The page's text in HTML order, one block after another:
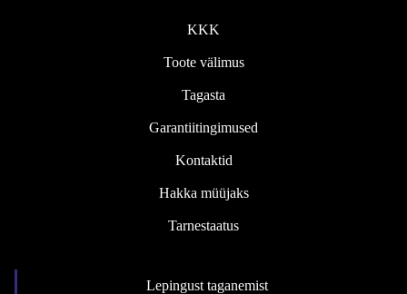
KKK
Toote välimus
Tagasta
Garantiitingimused
Kontaktid
Hakka müüjaks
Tarnestaatus
Lepingust taganemist